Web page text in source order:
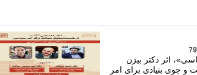
اثر دکتر بیژن
جوی بنیادی برای امر